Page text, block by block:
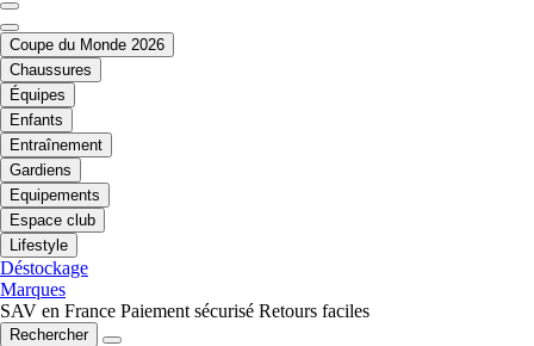
Coupe du Monde 2026
Chaussures
Équipes
Enfants
Entraînement
Gardiens
Equipements
Espace club
Lifestyle
Déstockage
Marques
SAV en France Paiement sécurisé Retours faciles
Rechercher